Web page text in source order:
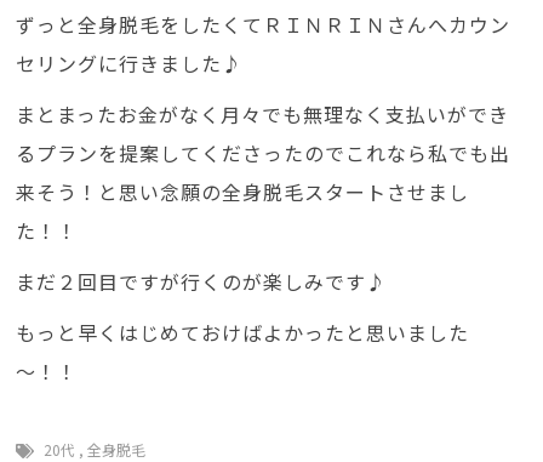
ずっと全身脱毛をしたくてＲＩＮＲＩＮさんへカウン
セリングに行きました♪
まとまったお金がなく月々でも無理なく支払いができ
るプランを提案してくださったのでこれなら私でも出
来そう！と思い念願の全身脱毛スタートさせまし
た！！
まだ２回目ですが行くのが楽しみです♪
もっと早くはじめておけばよかったと思いました
～！！
20代 ,全身脱毛